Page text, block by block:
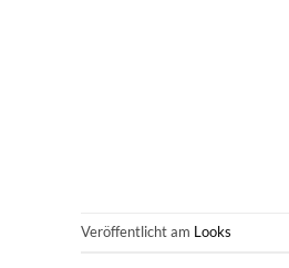
Veröffentlicht am Looks